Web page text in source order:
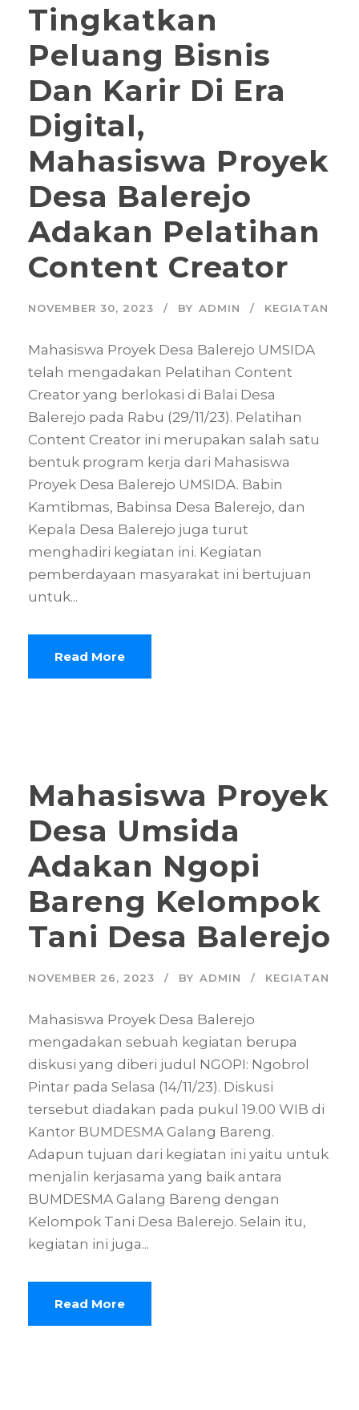
Tingkatkan
Peluang Bisnis
Dan Karir Di Era
Digital,
Mahasiswa Proyek
Desa Balerejo
Adakan Pelatihan
Content Creator
NOVEMBER 30, 2023 BY ADMIN KEGIATAN
Mahasiswa Proyek Desa Balerejo UMSIDA
telah mengadakan Pelatihan Content
Creator yang berlokasi di Balai Desa
Balerejo pada Rabu (29/11/23). Pelatihan
Content Creator ini merupakan salah satu
bentuk program kerja dari Mahasiswa
Proyek Desa Balerejo UMSIDA. Babin
Kamtibmas, Babinsa Desa Balerejo, dan
Kepala Desa Balerejo juga turut
menghadiri kegiatan ini. Kegiatan
pemberdayaan masyarakat ini bertujuan
untuk...
Read More
Mahasiswa Proyek
Desa Umsida
Adakan Ngopi
Bareng Kelompok
Tani Desa Balerejo
NOVEMBER 26, 2023 BY ADMIN KEGIATAN
Mahasiswa Proyek Desa Balerejo
mengadakan sebuah kegiatan berupa
diskusi yang diberi judul NGOPI: Ngobrol
Pintar pada Selasa (14/11/23). Diskusi
tersebut diadakan pada pukul 19.00 WIB di
Kantor BUMDESMA Galang Bareng.
Adapun tujuan dari kegiatan ini yaitu untuk
menjalin kerjasama yang baik antara
BUMDESMA Galang Bareng dengan
Kelompok Tani Desa Balerejo. Selain itu,
kegiatan ini juga...
Read More